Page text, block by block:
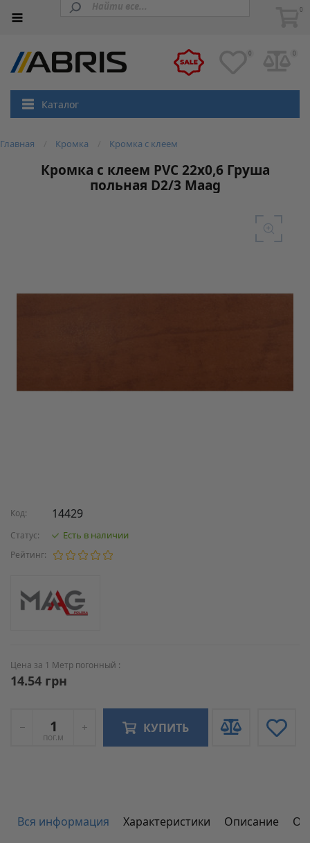
0
0 0
Каталог
Главная Кромка Кромка с клеем
Кромка с клеем PVC 22х0,6 Груша
польная D2/3 Maag
Код: 14429
Статус: Есть в наличии
Рейтинг:
Цена за 1 Метр погонный :
14.54 грн
пог.м
КУПИТЬ
Вся информация Характеристики Описание